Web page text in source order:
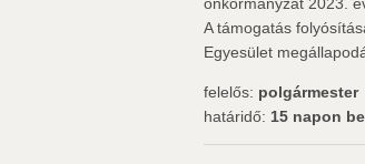
A támogatás
Egyesület
felelős: polgármester
határidő: 15 napon